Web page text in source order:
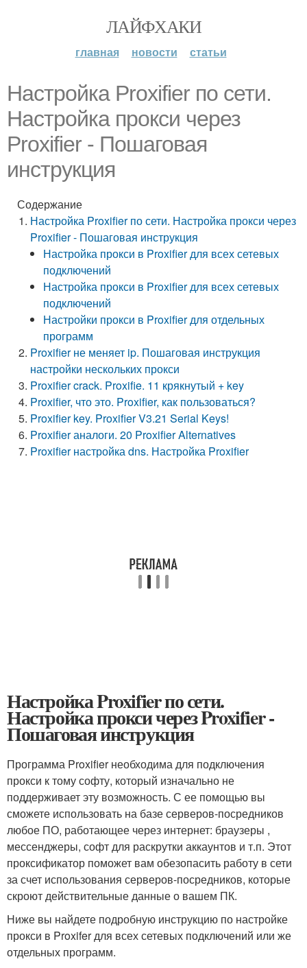
ЛАЙФХАКИ
главная новости статьи
Настройка Proxifier по сети.
Настройка прокси через
Proxifier - Пошаговая
инструкция
Содержание
Настройка Proxifier по сети. Настройка прокси через
Proxifier - Пошаговая инструкция
Настройка прокси в Proxifier для всех сетевых
подключений
Настройка прокси в Proxifier для всех сетевых
подключений
Настройки прокси в Proxifier для отдельных
программ
Proxifier не меняет ip. Пошаговая инструкция
настройки нескольких прокси
Proxifier crack. Proxifie. 11 крякнутый + key
Proxifier, что это. Proxifier, как пользоваться?
Proxifier key. Proxifier V3.21 Serial Keys!
Proxifier аналоги. 20 Proxifier Alternatives
Proxifier настройка dns. Настройка Proxifier
Настройка Proxifier по сети.
Настройка прокси через Proxifier -
Пошаговая инструкция
Программа Proxifier необходима для подключения
прокси к тому софту, который изначально не
поддерживает эту возможность. С ее помощью вы
сможете использовать на базе серверов-посредников
любое ПО, работающее через интернет: браузеры ,
мессенджеры, софт для раскрутки аккаунтов и т.п. Этот
проксификатор поможет вам обезопасить работу в сети
за счет использования серверов-посредников, которые
скроют действительные данные о вашем ПК.
Ниже вы найдете подробную инструкцию по настройке
прокси в Proxifer для всех сетевых подключений или же
отдельных программ.